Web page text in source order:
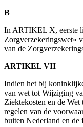
B
In ARTIKEL X, eerste
Zorgverzekeringswet»
van de
ARTIKEL VII
Indien het bij
van wet tot Wijziging
Ziektekosten en de
regelen van de
buiten Nederland en de